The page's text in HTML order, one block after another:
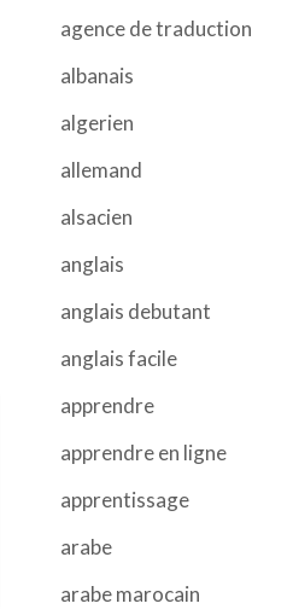
agence de traduction
albanais
algerien
allemand
alsacien
anglais
anglais debutant
anglais facile
apprendre
apprendre en ligne
apprentissage
arabe
arabe marocain